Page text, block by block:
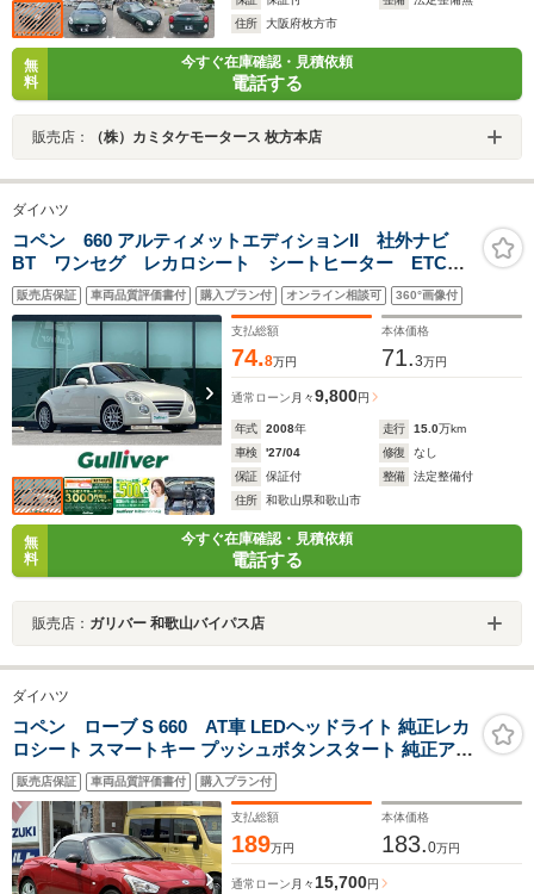
住所
大阪府枚方市
無
料
今すぐ在庫確認・見積依頼
電話する
販売店： （株）カミタケモータース 枚方本店
ダイハツ
コペン 660 アルティメットエディションII 社外ナビ
BT ワンセグ レカロシート シートヒーター ETC
アクティブトップ ワイヤレス充電スマートフォンホル
ダー GPSレーダー探知機 パワーステアリング パワ
ーウィンドウ 純正フロアマット
販売店保証 車両品質評価書付 購入プラン付 オンライン相談可 360°画像付
支払総額
74.8万円
本体価格
71.3万円
通常ローン 月々9,800円
年式 2008年 走行 15.0万km
車検
'27/04 修復
なし
保証
保証付 整備
法定整備付
住所
和歌山県和歌山市
無
料
今すぐ在庫確認・見積依頼
電話する
販売店： ガリバー 和歌山バイパス店
ダイハツ
コペン ローブ S 660 AT車 LEDヘッドライト 純正レカ
ロシート スマートキー プッシュボタンスタート 純正アル
ミホイール オートエアコン
販売店保証 車両品質評価書付 購入プラン付
支払総額
189万円
本体価格
183.0万円
通常ローン 月々 15,700円